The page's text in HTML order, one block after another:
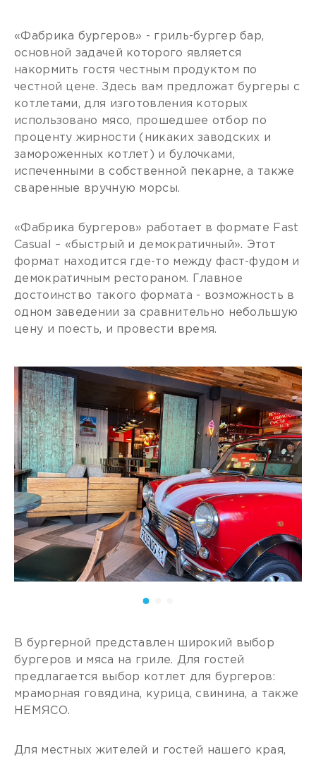
«Фабрика бургеров» - гриль-бургер бар,
основной задачей которого является
накормить гостя честным продуктом по
честной цене. Здесь вам предложат бургеры с
котлетами, для изготовления которых
использовано мясо, прошедшее отбор по
проценту жирности (никаких заводских и
замороженных котлет) и булочками,
испеченными в собственной пекарне, а также
сваренные вручную морсы.
«Фабрика бургеров» работает в формате Fast
Casual – «быстрый и демократичный». Этот
формат находится где-то между фаст-фудом и
демократичным рестораном. Главное
достоинство такого формата - возможность в
одном заведении за сравнительно небольшую
цену и поесть, и провести время.
В бургерной представлен широкий выбор
бургеров и мяса на гриле. Для гостей
предлагается выбор котлет для бургеров:
мраморная говядина, курица, свинина, а также
НЕМЯСО.
Для местных жителей и гостей нашего края,